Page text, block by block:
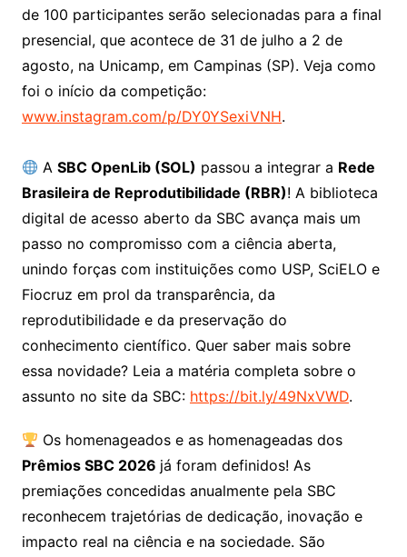
de 100 participantes serão selecionadas para a final
presencial, que acontece de 31 de julho a 2 de
agosto, na Unicamp, em Campinas (SP). Veja como
foi o início da competição:
www.instagram.com/p/DY0YSexiVNH.
ASBC OpenLib (SOL) passou a integrar a Rede
Brasileira de Reprodutibilidade (RBR)! A biblioteca
digital de acesso aberto da SBC avança mais um
passo no compromisso com a ciência aberta,
unindo forças com instituições como USP, SciELO e
Fiocruz em prol da transparência, da
reprodutibilidade e da preservação do
conhecimento científico. Quer saber mais sobre
essa novidade? Leia a matéria completa sobre o
assunto no site da SBC: https://bit.ly/49NxVWD.
Os homenageados e as homenageadas dos
Prêmios SBC 2026 já foram definidos! As
premiações concedidas anualmente pela SBC
reconhecem trajetórias de dedicação, inovação e
impacto real na ciência e na sociedade. São